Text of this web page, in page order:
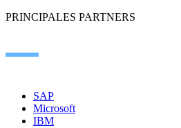
PRINCIPALES PARTNERS
SAP
Microsoft
IBM